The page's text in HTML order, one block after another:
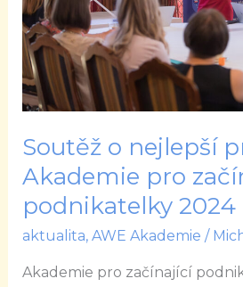
Soutěž o nejlepší
Akademie pro
podnikatelky 2024
aktualita, AWE Akademie /
Akademie pro začínající
pro
začínající
podnikatelky
2024